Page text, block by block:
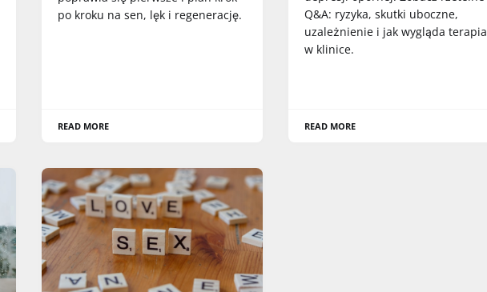
po kroku na sen, lęk i regenerację.
READ MORE
Q&A: ryzyka, skutki uboczne,
uzależnienie i jak wygląda terapia
w klinice.
READ MORE